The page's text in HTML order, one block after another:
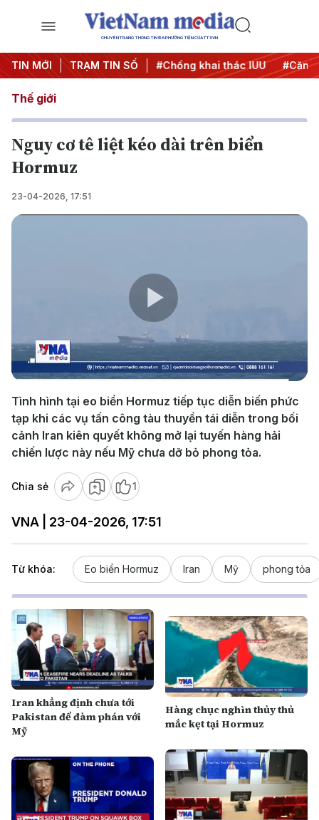
CHUYÊN TRANG THÔNG TIN ĐA PHƯƠNG TIỆN CỦA TTXVN
TIN MỚI TRẠM TIN SỐ
dịch 500 ngày đêm #Chống khai thác IUU #Căng
Thế giới
Nguy cơ tê liệt kéo dài trên biển
Hormuz
23-04-2026, 17:51
Play
Video
Tình hình tại eo biển Hormuz tiếp tục diễn biến phức
tạp khi các vụ tấn công tàu thuyền tái diễn trong bối
cảnh Iran kiên quyết không mở lại tuyến hàng hải
chiến lược này nếu Mỹ chưa dỡ bỏ phong tỏa.
Chia sẻ 1
VNA | 23-04-2026, 17:51
Từ khóa: Eo biển Hormuz Iran Mỹ phong tỏa
Iran khẳng định chưa tới
Pakistan để đàm phán với
Mỹ
Hàng chục nghìn thủy thủ
mắc kẹt tại Hormuz